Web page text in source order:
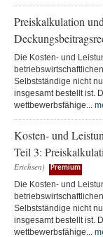
Preiskalkulation
Die Kosten- und
Selbstständige nicht
insgesamt bestellt ist.
wettbewerbsfähige...
Kosten- und
Teil 3:
Erichsen)
Premium
Die Kosten- und
Selbstständige nicht
insgesamt bestellt ist.
wettbewerbsfähige...